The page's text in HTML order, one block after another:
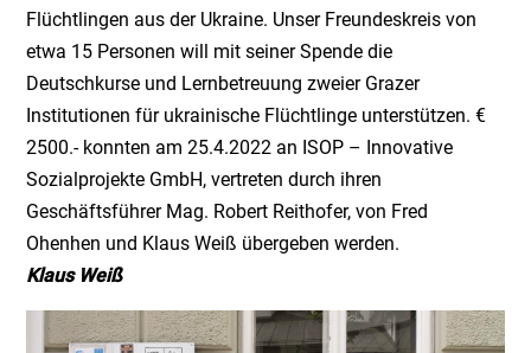
Flüchtlingen aus der Ukraine. Unser Freundeskreis von
etwa 15 Personen will mit seiner Spende die
Deutschkurse und Lernbetreuung zweier Grazer
Institutionen für ukrainische Flüchtlinge unterstützen. €
2500.- konnten am 25.4.2022 an ISOP – Innovative
Sozialprojekte GmbH, vertreten durch ihren
Geschäftsführer Mag. Robert Reithofer, von Fred
Ohenhen und Klaus Weiß übergeben werden.
Klaus Weiß